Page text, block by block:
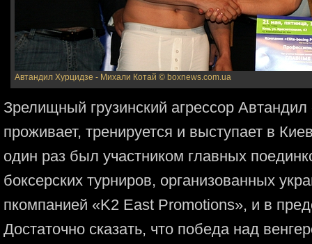
Автандил Хурцидзе - Михали Котай © boxnews.com.ua
Зрелищный грузинский агрессор
проживает, тренируется и выступает в
один раз был участником главных
боксерских турниров, организованных
пкомпанией «K2 East Promotions», и в
Достаточно сказать, что победа над